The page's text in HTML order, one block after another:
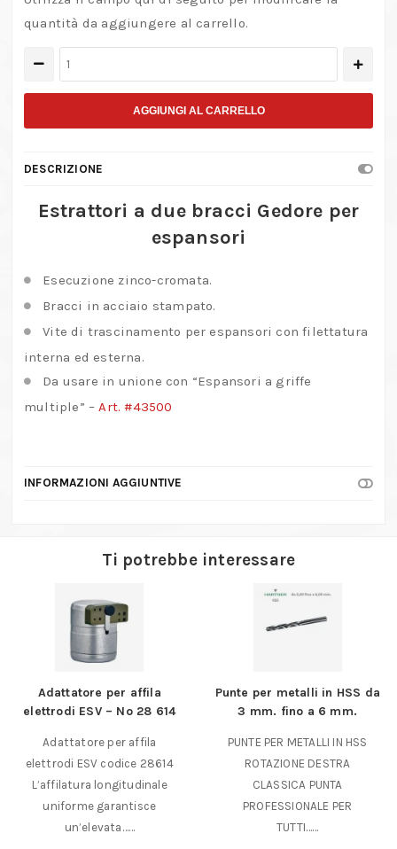
quantità da aggiungere al carrello.
Estrattori
bracci
espansori
quantità
AGGIUNGI AL CARRELLO
DESCRIZIONE
Estrattori a due bracci Gedore per
espansori
Esecuzione zinco-cromata.
Bracci in acciaio stampato.
Vite di trascinamento per espansori con filettatura
interna ed esterna.
Da usare in unione con “Espansori a griffe
multiple” –Art. #43500
INFORMAZIONI AGGIUNTIVE
Ti potrebbe interessare
Adattatore per affila
elettrodi ESV – No 28 614
Adattatore per affila
elettrodi ESV codice 28614
L’affilatura longitudinale
uniforme garantisce
un’elevata……
Punte per metalli in HSS da
3 mm. fino a 6 mm.
PUNTE PER METALLI IN HSS
ROTAZIONE DESTRA
CLASSICA PUNTA
PROFESSIONALE PER
TUTTI……